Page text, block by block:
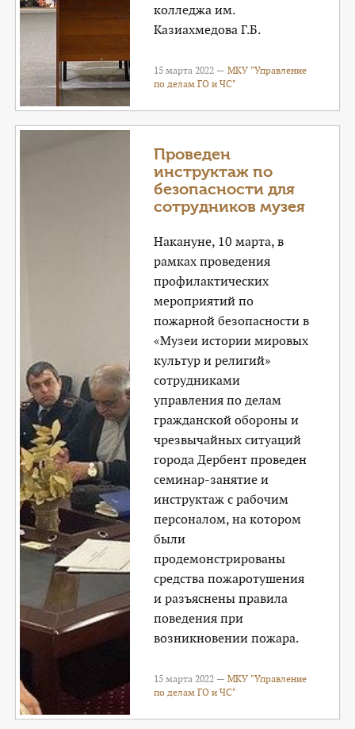
колледжа им.
Казиахмедова Г.Б.
15 марта 2022 —МКУ "Управление
по делам ГО и ЧС"
Проведен
инструктаж по
безопасности для
сотрудников музея
Накануне, 10 марта, в
рамках проведения
профилактических
мероприятий по
пожарной безопасности в
«Музеи истории мировых
культур и религий»
сотрудниками
управления по делам
гражданской обороны и
чрезвычайных ситуаций
города Дербент проведен
семинар-занятие и
инструктаж с рабочим
персоналом, на котором
были
продемонстрированы
средства пожаротушения
и разъяснены правила
поведения при
возникновении пожара.
15 марта 2022 —МКУ "Управление
по делам ГО и ЧС"